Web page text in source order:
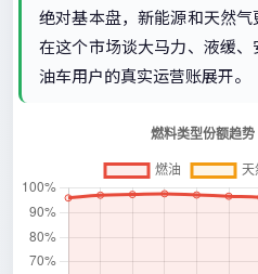
绝对基本盘，新能源和天然
在这个市场谈大马力、液缓
油车用户的真实运营账展开。